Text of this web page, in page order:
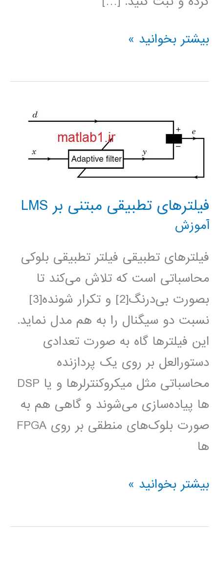
پردازش
چیست؟
processing)
بیشتر بخوانید »
فیلترهای تطبیقی مبتنی بر LMS
آموزش
فیلترهای تطبیقی فیلتر تطبیقی بلوکی
محاسباتی است که تلاش می‌کند تا
بصورت بی‌درنگ[2] و تکرار شونده[3]
نسبت دو سیگنال را به هم مدل نماید.
این فیلترها گاه به صورت تعدادی
دستورالعل بر روی یک پردازنده
محاسباتی مثل میکروکنترلر‌ها و یا DSP
ها پیاده‌سازی می‌شوند و گاهی هم به
صورت بلوک‌های منطقی بر روی FPGA
ها
فیلترهای
مبتنی
بیشتر بخوانید »